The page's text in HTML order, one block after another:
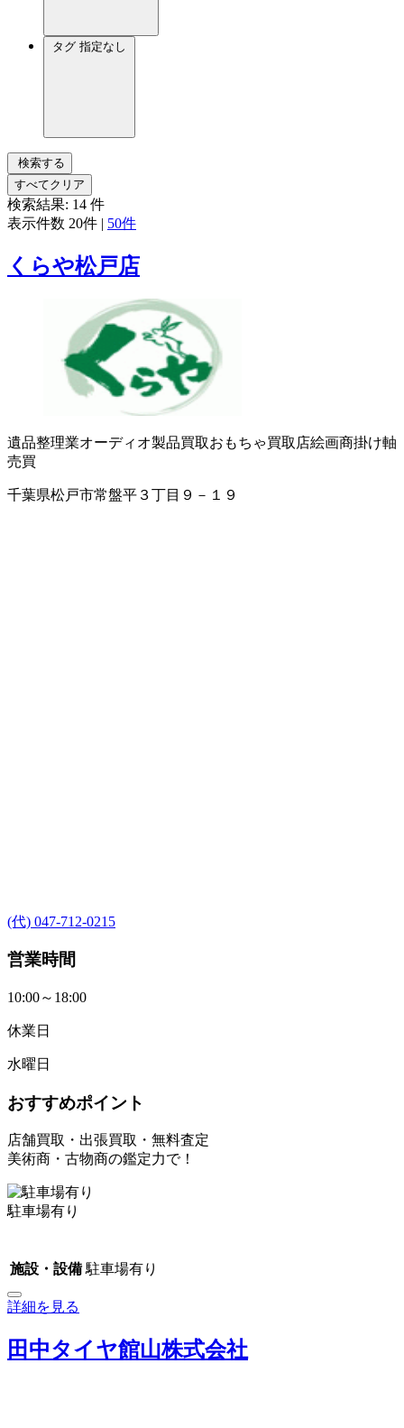
タグ 指定なし
検索する
すべてクリア
検索結果: 14 件
表示件数 20件 | 50件
くらや松戸店
遺品整理業オーディオ製品買取おもちゃ買取店絵画商掛け軸
売買
千葉県松戸市常盤平３丁目９－１９
(代) 047-712-0215
営業時間
10:00～18:00
休業日
水曜日
おすすめポイント
店舗買取・出張買取・無料査定
美術商・古物商の鑑定力で！
駐車場有り
施設・設備 駐車場有り
詳細を見る
田中タイヤ館山株式会社